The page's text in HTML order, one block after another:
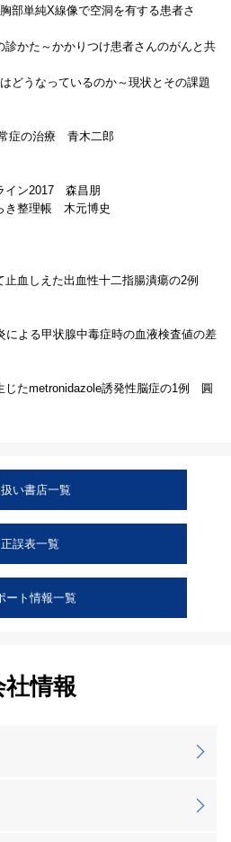
部単純X線像で空洞を有する患者さ
診かた～かかりつけ患者さんのがんと共
どうなっているのか～現状とその課題
症の治療 青木二郎
イン2017 森昌朋
き整理帳 木元博史
血しえた出血性十二指腸潰瘍の2例
よる甲状腺中毒症時の血液検査値の差
たmetronidazole誘発性脳症の1例 圓
い書店一覧
正誤表一覧
ート情報一覧
社情報